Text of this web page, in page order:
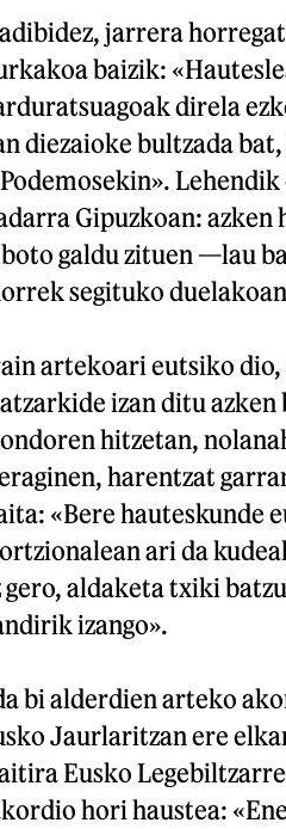
jarrera
baizik:
direla
diezaioke bultzada
Lehendik
Gipuzkoan:
galdu zituen —lau
segituko
artekoari eutsiko
izan ditu
hitzetan,
harentzat
«Bere hauteskunde
ari da
aldaketa txiki
izango».
bi alderdien arteko
Jaurlaritzan ere
Eusko
hori haustea: